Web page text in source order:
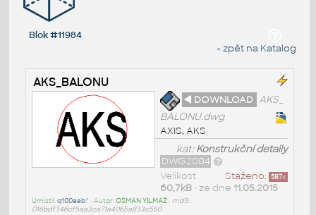
Blok #11984
« zpět na Katalog
AKS_BALONU
◄ DOWNLOAD AKS_
BALONU.dwg
AXIS, AKS
kat:Konstrukční detaily
DWG2004
Staženo: 587x
Velikost
60,7kB• ze dne 11.05.2015
Umístil:q100aab^ • Autor:OSMAN YILMAZ• md5:
016bdf346cf5aa3ca71a4065a833c550